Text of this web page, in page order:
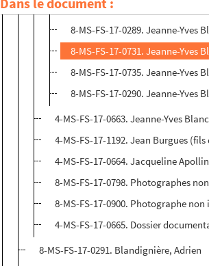
8-MS-FS-17-0288. Jeanne-
8-MS-FS-17-0289. Jeanne-
8-MS-FS-17-0731. Jeanne-Yves
8-MS-FS-17-0735. Jeanne-Yves
8-MS-FS-17-0290. Jeanne-Yves
4-MS-FS-17-0663. Jeanne-Yves
4-MS-FS-17-1192. Jean Burgues
4-MS-FS-17-0664. Jacqueline
8-MS-FS-17-0798. Photographes
8-MS-FS-17-0900. Photographe
4-MS-FS-17-0665. Dossier
8-MS-FS-17-0291. Blandignière, Adrien